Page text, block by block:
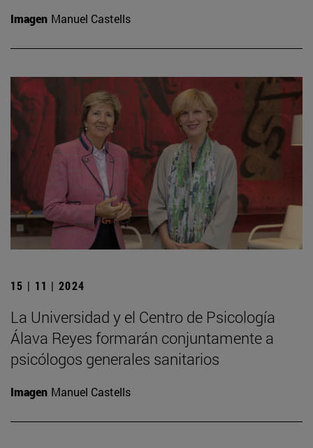
Imagen Manuel Castells
15 | 11 | 2024
La Universidad y el Centro de Psicología
Álava Reyes formarán conjuntamente a
psicólogos generales sanitarios
Imagen Manuel Castells